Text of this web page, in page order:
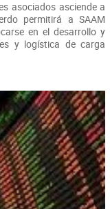
asociados asciende a
permitirá a SAAM
en el desarrollo y
y logística de carga